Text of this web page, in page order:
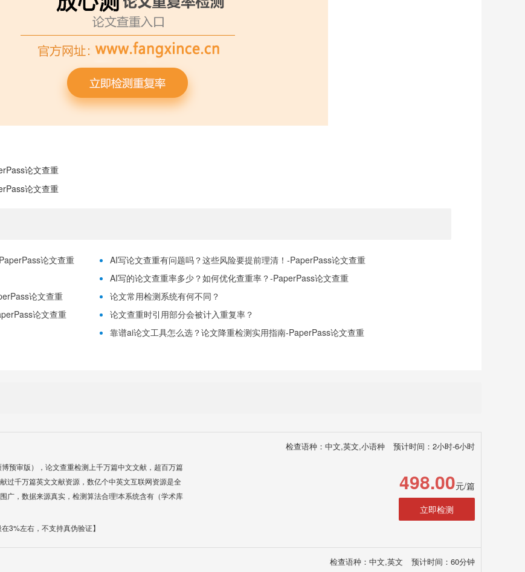
论文查重
论文查重
论文查重
AI写论文查重有问题吗？这些风险要提前理清！-PaperPass论文查重
AI写的论文查重率多少？如何优化查重率？-PaperPass论文查重
论文查重
论文常用检测系统有何不同？
论文查重
论文查重时引用部分会被计入重复率？
靠谱ai论文工具怎么选？论文降重检测实用指南-PaperPass论文查重
检查语种：中文,英文,小语种 预计时间：2小时-6小时
预审版），论文查重检测上千万篇中文文献，超百万篇
过千万篇英文文献资源，数亿个中英文互联网资源是全
广，数据来源真实，检测算法合理!本系统含有（学术库
3%左右，不支持真伪验证】
498.00元/篇
立即检测
检查语种：中文,英文 预计时间：60分钟